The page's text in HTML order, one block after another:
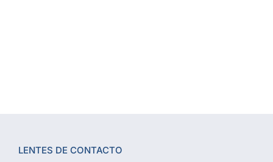
LENTES DE CONTACTO